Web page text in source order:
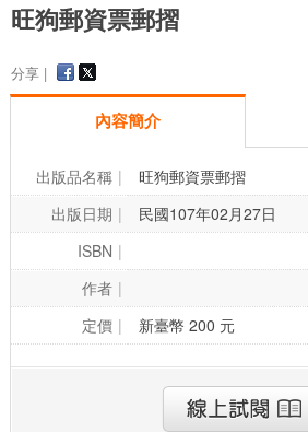
旺狗郵資票郵摺
分享 |
內容簡介
出版品名稱
旺狗郵資票郵摺
出版日期
民國107年02月27日
ISBN
作者
定價
新臺幣 200 元